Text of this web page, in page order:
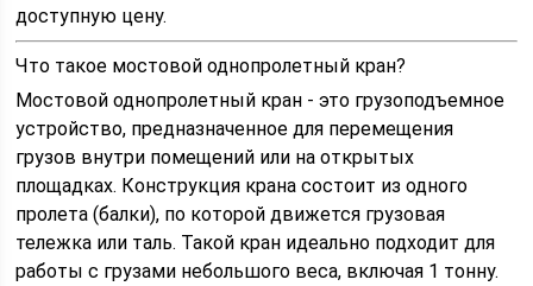
доступную цену.
Что такое мостовой однопролетный кран?
Мостовой однопролетный кран - это грузоподъемное
устройство, предназначенное для перемещения
грузов внутри помещений или на открытых
площадках. Конструкция крана состоит из одного
пролета (балки), по которой движется грузовая
тележка или таль. Такой кран идеально подходит для
работы с грузами небольшого веса, включая 1 тонну.